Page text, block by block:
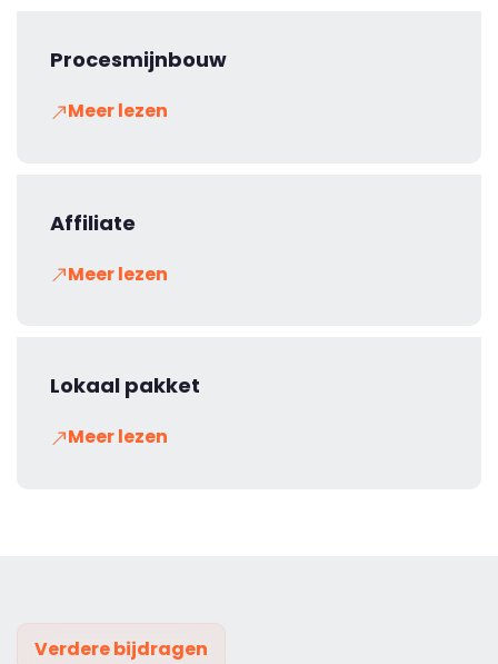
Procesmijnbouw
Meer lezen
Affiliate
Meer lezen
Lokaal pakket
Meer lezen
Verdere bijdragen